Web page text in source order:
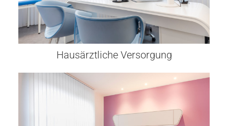
Hausärztliche Versorgung